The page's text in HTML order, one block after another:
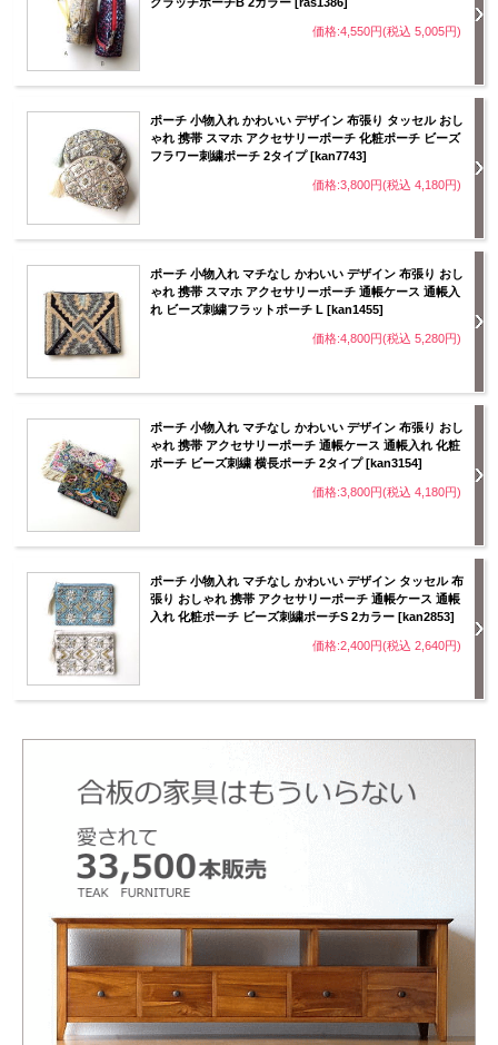
価格:4,550円(税込 5,005円)
ポーチ 小物入れ かわいい デザイン 布張り タッセル おし
ゃれ 携帯 スマホ アクセサリーポーチ 化粧ポーチ ビーズ
フラワー刺繍ポーチ 2タイプ [kan7743]
価格:3,800円(税込 4,180円)
ポーチ 小物入れ マチなし かわいい デザイン 布張り おし
ゃれ 携帯 スマホ アクセサリーポーチ 通帳ケース 通帳入
れ ビーズ刺繍フラットポーチ L [kan1455]
価格:4,800円(税込 5,280円)
ポーチ 小物入れ マチなし かわいい デザイン 布張り おし
ゃれ 携帯 アクセサリーポーチ 通帳ケース 通帳入れ 化粧
ポーチ ビーズ刺繍 横長ポーチ 2タイプ [kan3154]
価格:3,800円(税込 4,180円)
ポーチ 小物入れ マチなし かわいい デザイン タッセル 布
張り おしゃれ 携帯 アクセサリーポーチ 通帳ケース 通帳
入れ 化粧ポーチ ビーズ刺繍ポーチS 2カラー [kan2853]
価格:2,400円(税込 2,640円)